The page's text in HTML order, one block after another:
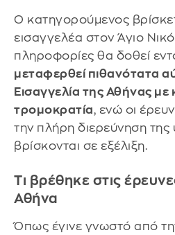
Ο κατηγορούμενος
εισαγγελέα στον Άγιο
πληροφορίες θα δοθεί
μεταφερθεί πιθανότατα
Εισαγγελία της Αθήνας με
τρομοκρατία, ενώ οι
την πλήρη διερεύνηση
βρίσκονται σε εξέλιξη.
Τι βρέθηκε στις
Αθήνα
Όπως έγινε γνωστό από